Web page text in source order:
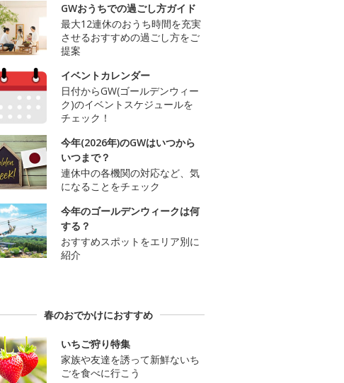
GWおうちでの過ごし方ガイド
最大12連休のおうち時間を充実
させるおすすめの過ごし方をご
提案
イベントカレンダー
日付からGW(ゴールデンウィー
ク)のイベントスケジュールを
チェック！
今年(2026年)のGWはいつから
いつまで？
連休中の各機関の対応など、気
になることをチェック
今年のゴールデンウィークは何
する？
おすすめスポットをエリア別に
紹介
春のおでかけにおすすめ
いちご狩り特集
家族や友達を誘って新鮮ないち
ごを食べに行こう